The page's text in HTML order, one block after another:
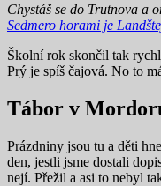
Chystáš se do Trutnova a
Sedmero horami je
Školní rok skončil tak
Prý je spíš čajová. No to
Tábor v
Prázdniny jsou tu a děti
den, jestli jsme dostali
nejí. Přežil a asi to nebyl